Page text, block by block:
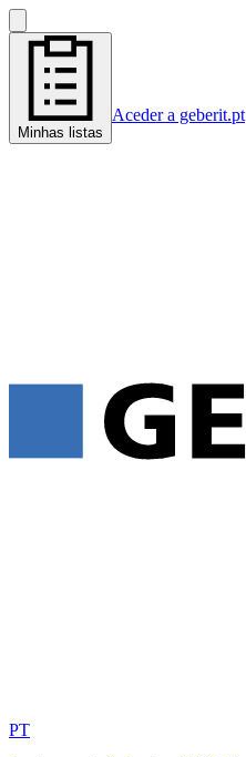
Minhas listas
Aceder a geberit.pt
PT